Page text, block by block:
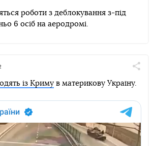
роботи з деблокування з-під
6 осіб на аеродромі.
із Криму в материкову Україну.